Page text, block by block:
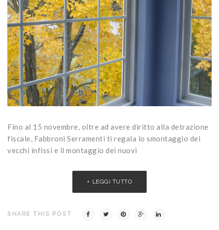
Fino al 15 novembre, oltre ad avere diritto alla detrazione
fiscale, Fabbroni Serramenti ti regala lo smontaggio dei
vecchi infissi e il montaggio dei nuovi
LEGGI TUTTO
SHARE THIS POST